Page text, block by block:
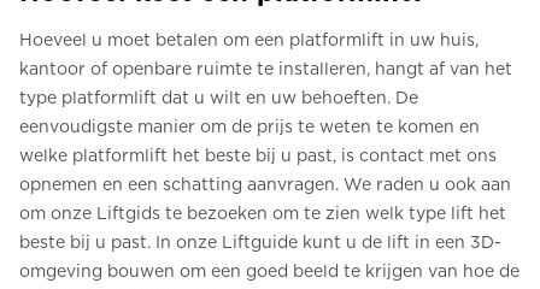
Hoeveel u moet betalen om een platformlift in uw huis,
kantoor of openbare ruimte te installeren, hangt af van het
type platformlift dat u wilt en uw behoeften. De
eenvoudigste manier om de prijs te weten te komen en
welke platformlift het beste bij u past, is contact met ons
opnemen en een schatting aanvragen. We raden u ook aan
om onze Liftgids te bezoeken om te zien welk type lift het
beste bij u past. In onze Liftguide kunt u de lift in een 3D-
omgeving bouwen om een goed beeld te krijgen van hoe de